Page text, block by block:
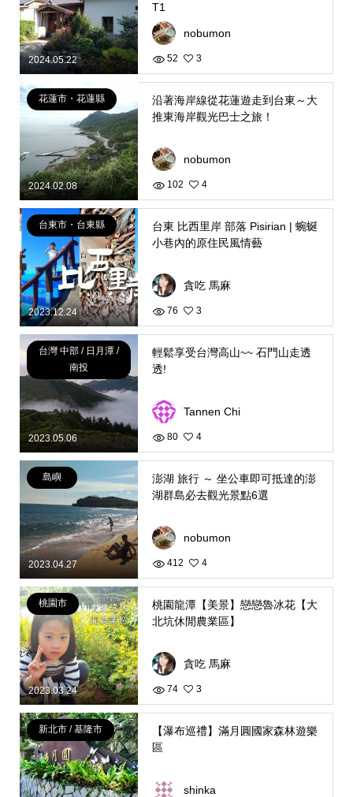
2024.05.22
T1
nobumon
52 3
2024.02.08
花蓮市・花蓮縣
沿著海岸線從花蓮遊走到台東～大
推東海岸觀光巴士之旅！
nobumon
102 4
2023.12.24
台東市・台東縣
台東 比西里岸 部落 Pisirian | 蜿蜒
小巷內的原住民風情藝
貪吃 馬麻
76 3
2023.05.06
台灣 中部 / 日月潭 /
南投
輕鬆享受台灣高山~~ 石門山走透
透!
Tannen Chi
80 4
2023.04.27
島嶼
澎湖 旅行 ～ 坐公車即可抵達的澎
湖群島必去觀光景點6選
nobumon
412 4
2023.03.24
桃園市
桃園龍潭【美景】戀戀魯冰花【大
北坑休閒農業區】
貪吃 馬麻
74 3
新北市 / 基隆市
【瀑布巡禮】滿月圓國家森林遊樂
區
shinka